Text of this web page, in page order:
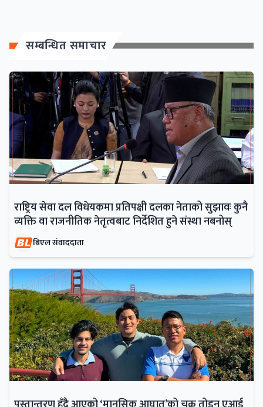
सम्बन्धित समाचार
राष्ट्रिय सेवा दल विधेयकमा प्रतिपक्षी दलका नेताको सुझावः कुनै
व्यक्ति वा राजनीतिक नेतृत्वबाट निर्देशित हुने संस्था नबनोस्
बिएल संवाददाता